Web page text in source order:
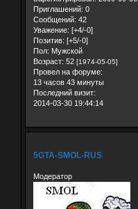
Приглашений: 0
Сообщений: 42
Уважение: [+4/-0]
Позитив: [+5/-0]
Пол: Мужской
Возраст: 52 [1974-05-05]
Провел на форуме:
13 часов 43 минуты
Последний визит:
2014-03-30 19:44:14
5GTA-SMOL-RUS
Модератор